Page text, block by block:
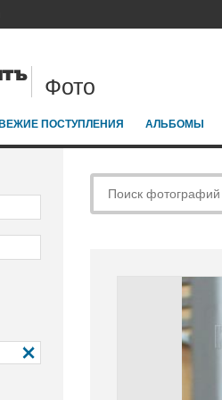
Фото
ПОСТУПЛЕНИЯ АЛЬБОМЫ